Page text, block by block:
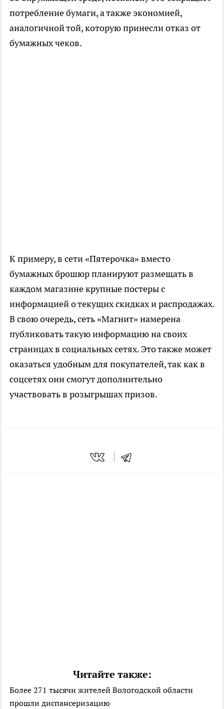
потребление бумаги, а также экономией,
аналогичной той, которую принесли отказ от
бумажных чеков.
К примеру, в сети «Пятерочка» вместо
бумажных брошюр планируют размещать в
каждом магазине крупные постеры с
информацией о текущих скидках и распродажах.
В свою очередь, сеть «Магнит» намерена
публиковать такую информацию на своих
страницах в социальных сетях. Это также может
оказаться удобным для покупателей, так как в
соцсетях они смогут дополнительно
участвовать в розыгрышах призов.
Читайте также:
Более 271 тысячи жителей Вологодской области
прошли диспансеризацию